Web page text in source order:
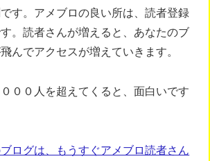
す。アメブロの良い所は、読者登録
。読者さんが増えると、あなたのブ
んでアクセスが増えていきます。
００人を超えてくると、面白いです
ログは、もうすぐアメブロ読者さん